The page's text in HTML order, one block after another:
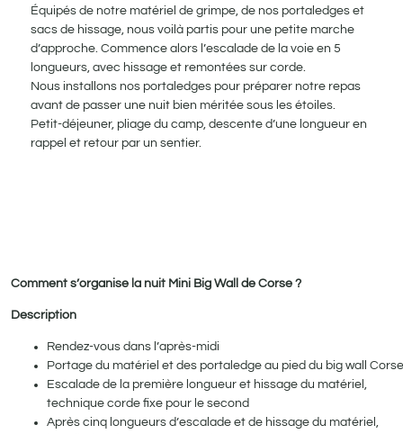
Équipés de notre matériel de grimpe, de nos portaledges et
sacs de hissage, nous voilà partis pour une petite marche
d’approche. Commence alors l’escalade de la voie en 5
longueurs, avec hissage et remontées sur corde.
Nous installons nos portaledges pour préparer notre repas
avant de passer une nuit bien méritée sous les étoiles.
Petit-déjeuner, pliage du camp, descente d’une longueur en
rappel et retour par un sentier.
Comment s’organise la nuit Mini Big Wall de Corse ?
Description
Rendez-vous dans l’après-midi
Portage du matériel et des portaledge au pied du big wall
Escalade de la première longueur et hissage du matériel,
technique corde fixe pour le second
Après cinq longueurs d’escalade et de hissage du matériel,